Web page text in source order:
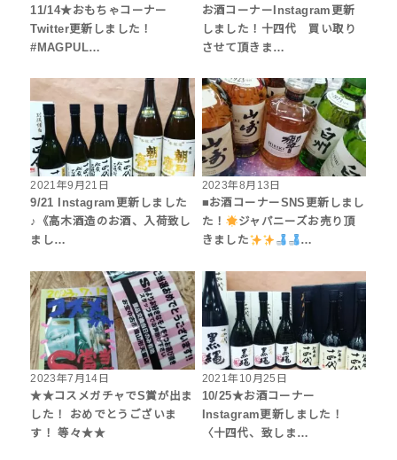
11/14★おもちゃコーナー
Twitter更新しました！
#MAGPUL…
お酒コーナーInstagram更新
しました！十四代 買い取り
させて頂きま…
2021年9月21日
9/21 Instagram更新しました
♪《高木酒造のお酒、入荷致し
まし…
2023年8月13日
■お酒コーナーSNS更新しまし
た！
ジャパニーズお売り頂
きました
…
2023年7月14日
★★コスメガチャでS賞が出ま
した！ おめでとうございま
す！ 等々★★
2021年10月25日
10/25★お酒コーナー
Instagram更新しました！
〈十四代、致しま…